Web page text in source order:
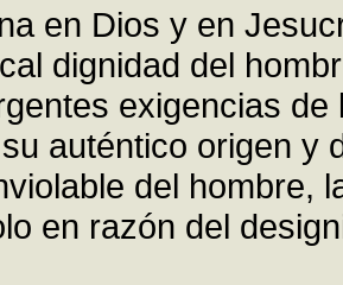
en Dios y en
dignidad del
exigencias
auténtico origen y
del hombre,
en razón del